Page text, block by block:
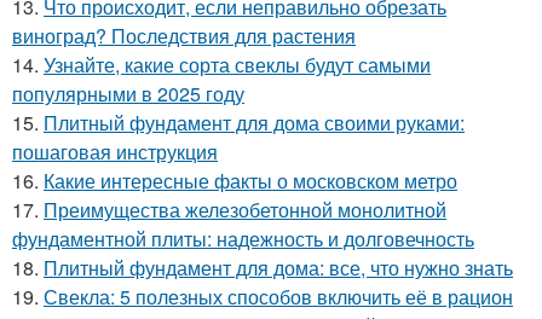
13. Что происходит, если неправильно обрезать
виноград? Последствия для растения
14. Узнайте, какие сорта свеклы будут самыми
популярными в 2025 году
15. Плитный фундамент для дома своими руками:
пошаговая инструкция
16. Какие интересные факты о московском метро
17. Преимущества железобетонной монолитной
фундаментной плиты: надежность и долговечность
18. Плитный фундамент для дома: все, что нужно знать
19. Свекла: 5 полезных способов включить её в рацион